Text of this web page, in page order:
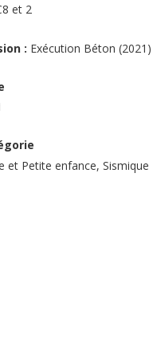
et 2
: Exécution Béton (2021)
et Petite enfance, Sismique